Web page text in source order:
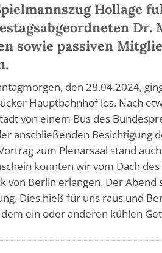
Hollage
sowie passiven
den 28.04.2024,
Hauptbahnhof los. Nach
von einem Bus des
anschließenden Besichtigung
zum Plenarsaal stand
konnten wir vom Dach
von Berlin erlangen. Der
Dies hieß für uns raus und
dem ein oder anderen kühlen